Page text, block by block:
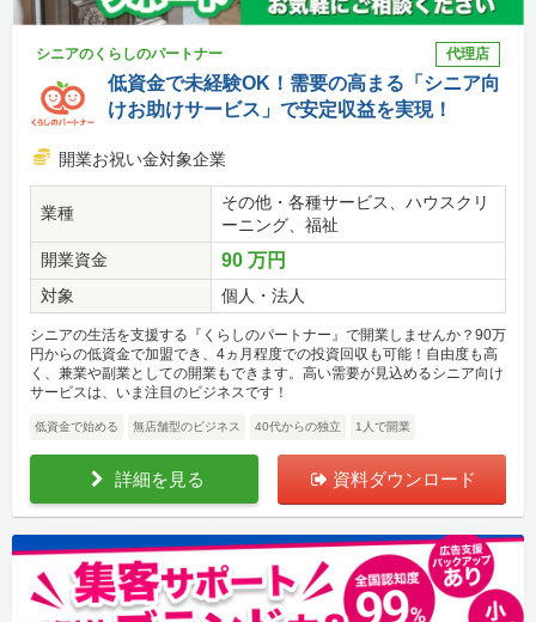
シニアのくらしのパートナー 代理店
低資金で未経験OK！需要の高まる「シニア向
けお助けサービス」で安定収益を実現！
開業お祝い金対象企業
業種
その他・各種サービス、ハウスクリ
ーニング、福祉
開業資金
90 万円
対象 個人・法人
シニアの生活を支援する『くらしのパートナー』で開業しませんか？90万
円からの低資金で加盟でき、4ヵ月程度での投資回収も可能！自由度も高
く、兼業や副業としての開業もできます。高い需要が見込めるシニア向け
サービスは、いま注目のビジネスです！
低資金で始める 無店舗型のビジネス 40代からの独立 1人で開業
詳細を見る 資料ダウンロード